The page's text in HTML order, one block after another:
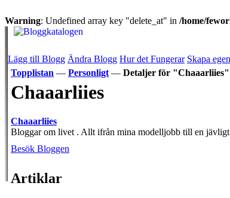
Warning: Undefined array key "delete_at" in /home/
Lägg till Blogg Ändra Blogg Hur det Fungerar Skapa
Topplistan — Personligt — Detaljer för "Chaaarliies"
Chaaarliies
Chaaarliies
Bloggar om livet . Allt ifrån mina modelljobb till en
Besök Bloggen
Artiklar